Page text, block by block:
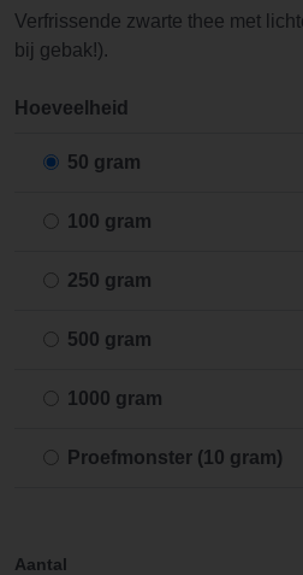
Verfrissende zwarte thee met
bij gebak!).
Hoeveelheid
50 gram
100 gram
250 gram
500 gram
1000 gram
Proefmonster (10 gram)
Aantal